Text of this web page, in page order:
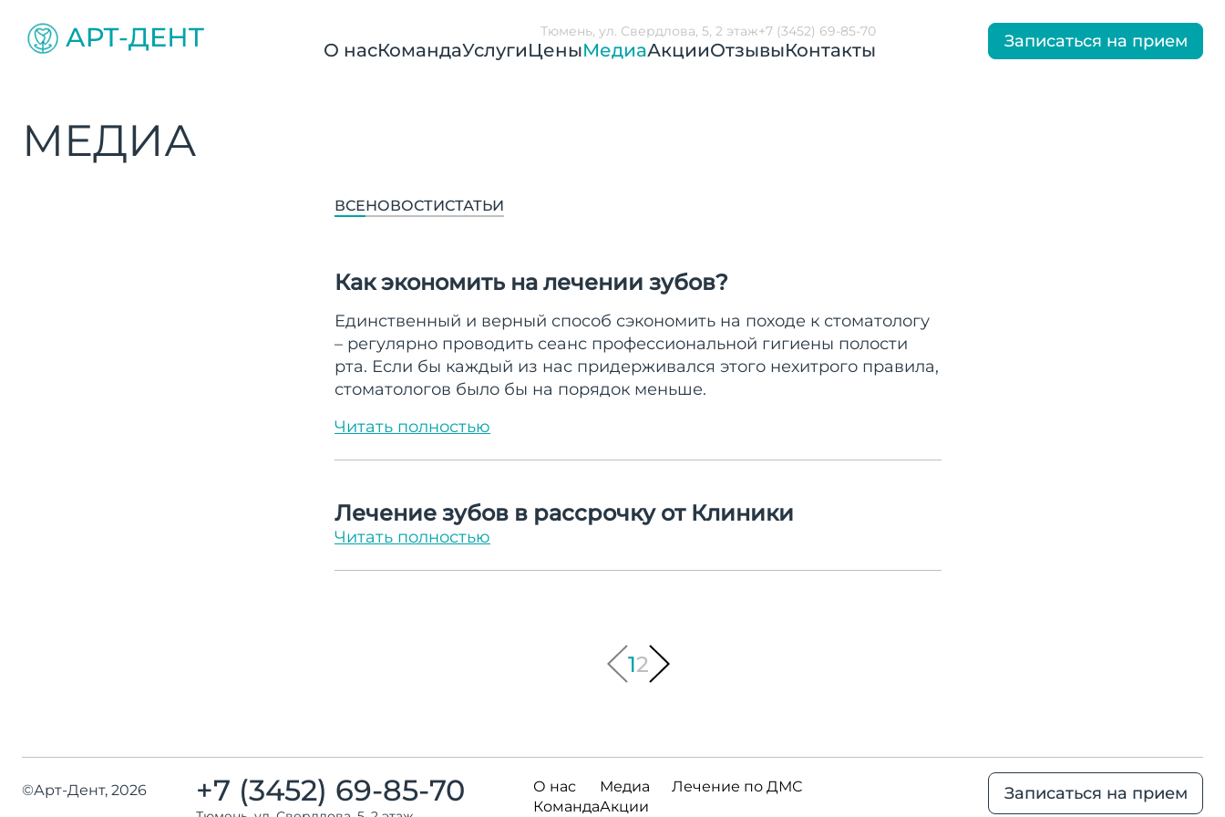
Тюмень, ул. Свердлова, 5, 2 этаж+7 (3452) 69-85-70
О насКомандаУслугиЦеныМедиаАкцииОтзывыКонтакты Записаться на прием
МЕДИА
ВСЕНОВОСТИСТАТЬИ
Как экономить на лечении зубов?
Единственный и верный способ сэкономить на походе к стоматологу
– регулярно проводить сеанс профессиональной гигиены полости
рта. Если бы каждый из нас придерживался этого нехитрого правила,
стоматологов было бы на порядок меньше.
Читать полностью
Лечение зубов в рассрочку от Клиники
Читать полностью
12
©Арт-Дент, 2026 +7 (3452) 69-85-70
О нас
Команда
Медиа
Акции
Лечение по ДМС Записаться на прием